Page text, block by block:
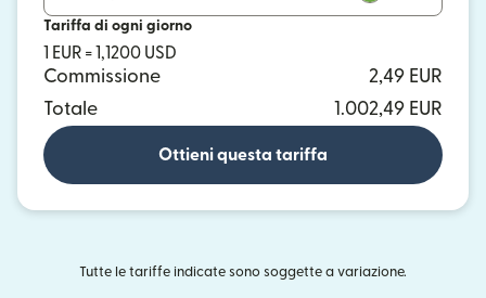
Tariffa di ogni giorno
1 EUR = 1,1200 USD
Commissione
2,49 EUR
Totale
1.002,49 EUR
Ottieni questa tariffa
Tutte le tariffe indicate sono soggette a variazione.